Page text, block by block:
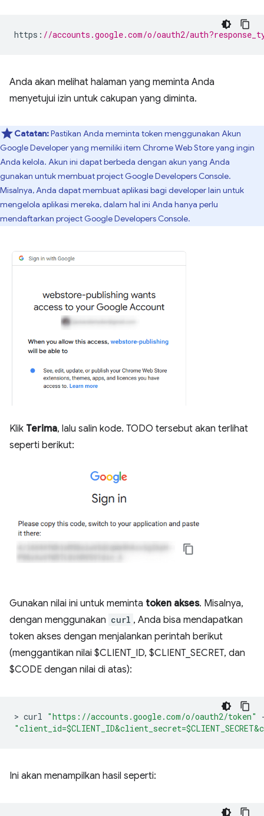
https : //accounts.google.com/o/oauth2/
Anda akan melihat halaman yang meminta Anda
menyetujui izin untuk cakupan yang diminta.
Catatan:Pastikan Anda meminta token menggunakan Akun
Google Developer yang memiliki item Chrome Web Store yang ingin
Anda kelola. Akun ini dapat berbeda dengan akun yang Anda
gunakan untuk membuat project Google Developers Console.
Misalnya, Anda dapat membuat aplikasi bagi developer lain untuk
mengelola aplikasi mereka, dalam hal ini Anda hanya perlu
mendaftarkan project Google Developers Console.
Klik Terima, lalu salin kode. TODO tersebut akan terlihat
seperti berikut:
Gunakan nilai ini untuk meminta token akses. Misalnya,
dengan menggunakan curl , Anda bisa mendapatkan
token akses dengan menjalankan perintah berikut
(menggantikan nilai $CLIENT_ID, $CLIENT_SECRET, dan
$CODE dengan nilai di atas):
> curl "https://accounts.google.com/o/oauth2/token"
Ini akan menampilkan hasil seperti: